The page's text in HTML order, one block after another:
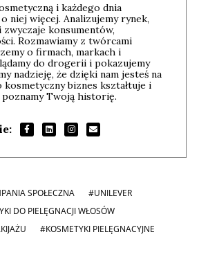
i każdego dnia
niej więcej. Analizujemy rynek,
konsumentów,
Rozmawiamy z twórcami
o firmach, markach i
do drogerii i pokazujemy
nadzieję, że dzięki nam jesteś na
kosmetyczny biznes kształtuje i
Twoją historię.
SPOŁECZNA
#UNILEVER
DO PIELĘGNACJI WŁOSÓW
#KOSMETYKI PIELĘGNACYJNE